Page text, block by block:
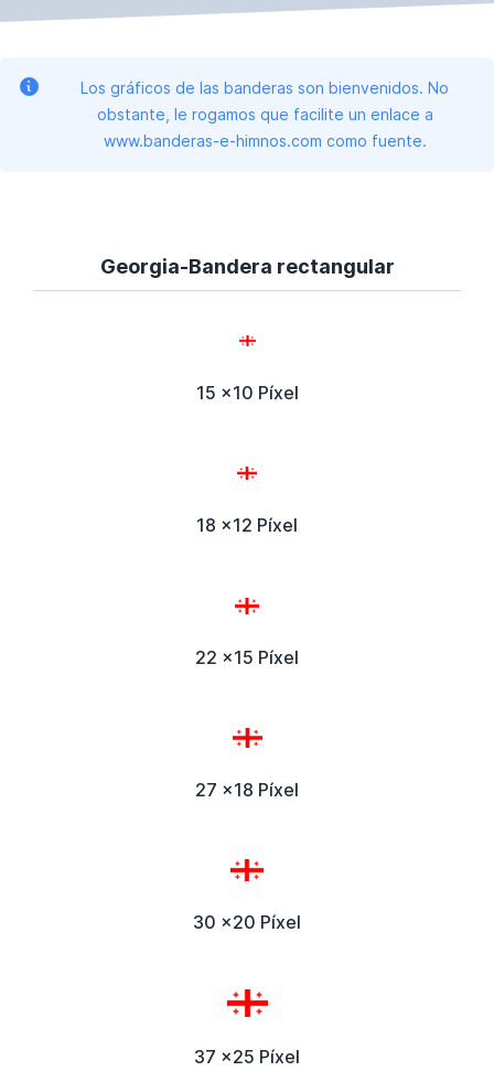
Los gráficos de las banderas son bienvenidos. No
obstante, le rogamos que facilite un enlace a
www.banderas-e-himnos.com como fuente.
Georgia-Bandera rectangular
15 x10 Píxel
18 x12 Píxel
22 x15 Píxel
27 x18 Píxel
30 x20 Píxel
37 x25 Píxel